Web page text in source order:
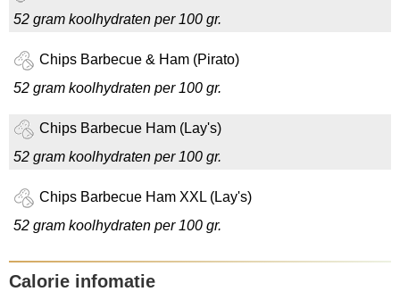
52 gram koolhydraten per 100 gr.
Chips Barbecue & Ham (Pirato)
52 gram koolhydraten per 100 gr.
Chips Barbecue Ham (Lay's)
52 gram koolhydraten per 100 gr.
Chips Barbecue Ham XXL (Lay's)
52 gram koolhydraten per 100 gr.
Calorie infomatie